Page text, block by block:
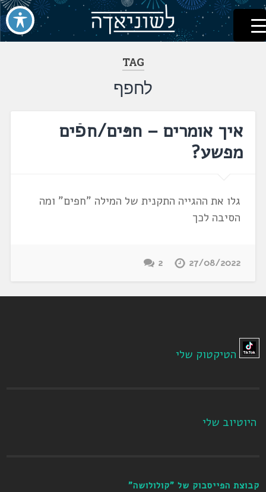
דלג
לתוכן
לשוניאדה
עברית. לשון. שפה
TAG
לחפף
איך אומרים – חפּים/חפֿים
מפשע?
גלו את ההגייה התקנית של המילה "חפים" ומה
הסיבה לכך
27/08/2022
2
הטיקטוק שלי
היוטיוב שלי
קבוצת הפייסבוק של "קולולושה"